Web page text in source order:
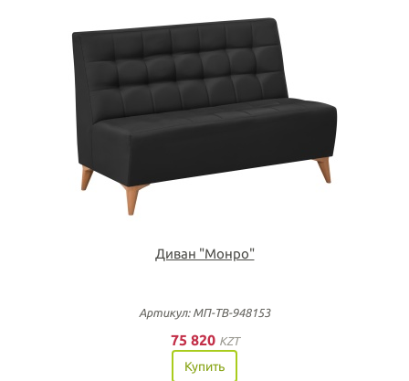
Диван "Монро"
Артикул: МП-ТВ-948153
75 820 KZT
Купить